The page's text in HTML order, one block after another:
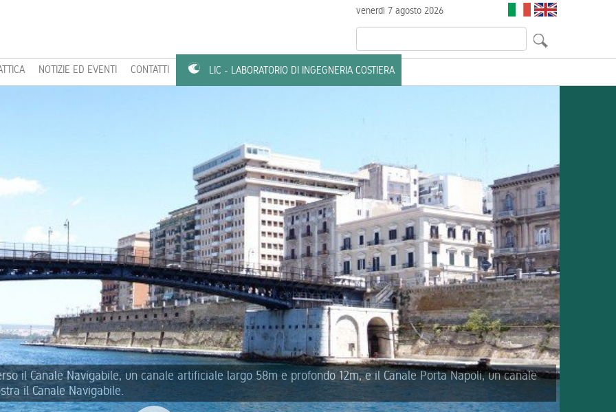
NOTIZIE ED EVENTI CONTATTI LIC - LABORATORIO DI INGEGNERIA COSTIERA
venerdì 7 agosto 2026
il Canale Navigabile, un canale artificiale largo 58m e profondo 12m, e il Canale Porta Napoli, un canale
il Canale Navigabile.